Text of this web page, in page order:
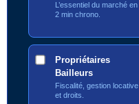
L’essentiel du marché en
2 min chrono.
Propriétaires
Bailleurs
Fiscalité, gestion locative
et droits.